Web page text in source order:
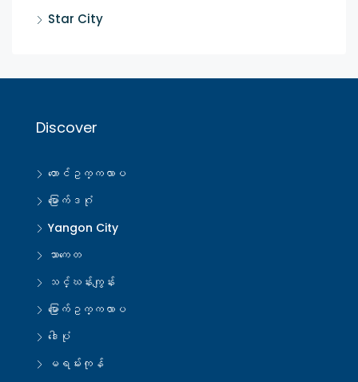
Star City
Discover
တောင်ဥက္ကလာပ
မြောက်ဒဂုံ
Yangon City
သာကေတ
သင်္ဃန်းကျွန်း
မြောက်ဥက္ကလာပ
ဒေါပုံ
မရမ်းကုန်